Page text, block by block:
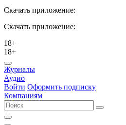
Скачать приложение:
Скачать приложение:
18+
18+
Журналы
Аудио
Войти Оформить подписку
Компаниям